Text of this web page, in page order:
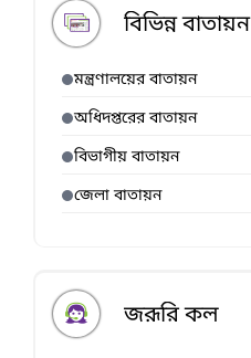
বিভিন্ন বাতায়ন
মন্ত্রণালয়ের বাতায়ন
অধিদপ্তরের বাতায়ন
বিভাগীয় বাতায়ন
জেলা বাতায়ন
জরূরি কল